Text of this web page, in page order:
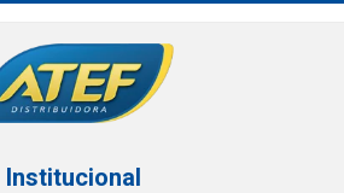
Institucional